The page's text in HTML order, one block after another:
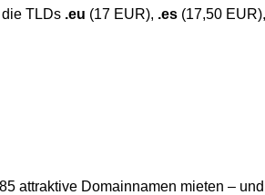
TLDs .eu (17 EUR), .es (17,50 EUR),
attraktive Domainnamen mieten –